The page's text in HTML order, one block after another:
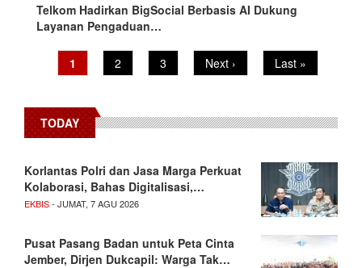
Telkom Hadirkan BigSocial Berbasis AI Dukung
Layanan Pengaduan…
Pagination
Current
page
1 Page
2 Page
3
Next
page
Next ›
Last
page
Last »
TODAY
Korlantas Polri dan Jasa Marga Perkuat
Kolaborasi, Bahas Digitalisasi,…
EKBIS- JUMAT, 7 AGU 2026
Pusat Pasang Badan untuk Peta Cinta
Jember, Dirjen Dukcapil: Warga Tak…